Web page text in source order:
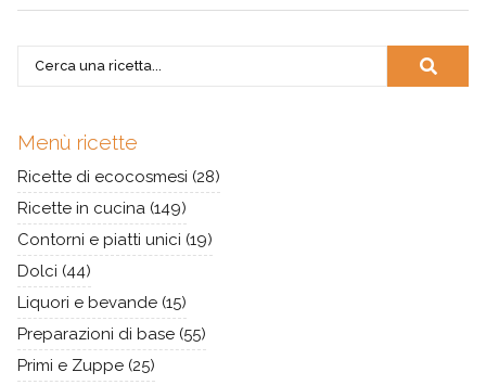
Menù ricette
Ricette di ecocosmesi (28)
Ricette in cucina (149)
Contorni e piatti unici (19)
Dolci (44)
Liquori e bevande (15)
Preparazioni di base (55)
Primi e Zuppe (25)